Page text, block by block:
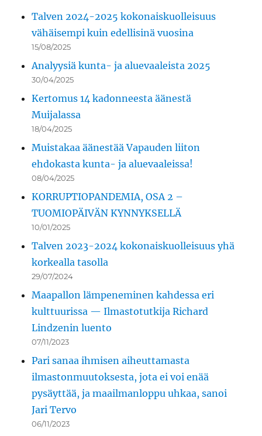
Talven 2024-2025 kokonaiskuolleisuus
vähäisempi kuin edellisinä vuosina
15/08/2025
Analyysiä kunta- ja aluevaaleista 2025
30/04/2025
Kertomus 14 kadonneesta äänestä
Muijalassa
18/04/2025
Muistakaa äänestää Vapauden liiton
ehdokasta kunta- ja aluevaaleissa!
08/04/2025
KORRUPTIOPANDEMIA, OSA 2 –
TUOMIOPÄIVÄN KYNNYKSELLÄ
10/01/2025
Talven 2023-2024 kokonaiskuolleisuus yhä
korkealla tasolla
29/07/2024
Maapallon lämpeneminen kahdessa eri
kulttuurissa — Ilmastotutkija Richard
Lindzenin luento
07/11/2023
Pari sanaa ihmisen aiheuttamasta
ilmastonmuutoksesta, jota ei voi enää
pysäyttää, ja maailmanloppu uhkaa, sanoi
Jari Tervo
06/11/2023